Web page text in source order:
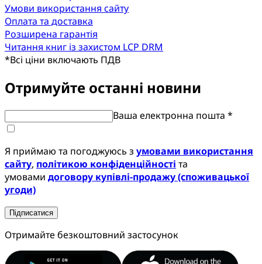
Умови використання сайту
Оплата та доставка
Розширена гарантія
Читання книг із захистом LCP DRM
*Всі ціни включають ПДВ
Отримуйте останні новини
Ваша електронна пошта *
Я приймаю та погоджуюсь з умовами використання
сайту, політикою конфіденційності та
умовами договору купівлі-продажу (споживацької
угоди)
Підписатися
Отримайте безкоштовний застосунок